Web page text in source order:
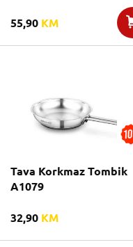
55,90 KM
Tava Korkmaz Tombik
A1079
32,90 KM